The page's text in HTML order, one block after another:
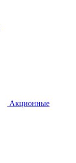
Акционные